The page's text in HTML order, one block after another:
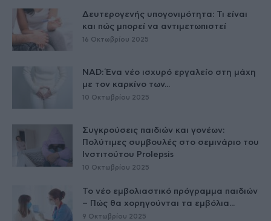
Δευτερογενής υπογονιμότητα: Τι είναι
και πώς μπορεί να αντιμετωπιστεί
16 Οκτωβρίου 2025
NAD: Ένα νέο ισχυρό εργαλείο στη μάχη
με τον καρκίνο των...
10 Οκτωβρίου 2025
Συγκρούσεις παιδιών και γονέων:
Πολύτιμες συμβουλές στο σεμινάριο του
Ινστιτούτου Prolepsis
10 Οκτωβρίου 2025
Το νέο εμβολιαστικό πρόγραμμα παιδιών
– Πώς θα χορηγούνται τα εμβόλια...
9 Οκτωβρίου 2025